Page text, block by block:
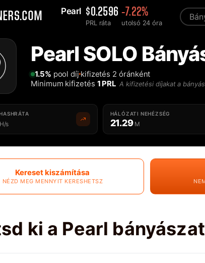
Pearl $0.2596
PRL ráta
-7.22%
utolsó 24 óra
- 2Miners
Pearl SOLO
1.5% pool díj kifizetés 2 óránként
Minimum kifizetés 1 PRL A kifizetési díjakat a
s
HÁLÓZATI NEHÉZSÉG
21.29 M
Kereset kiszámítása
NÉZD MEG MENNYIT KERESHETSZ
ki a Pearl